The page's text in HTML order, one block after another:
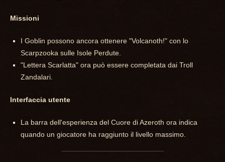
Missioni
I Goblin possono ancora ottenere "Volcanoth!" con lo
Scarpzooka sulle Isole Perdute.
"Lettera Scarlatta" ora può essere completata dai Troll
Zandalari.
Interfaccia utente
La barra dell'esperienza del Cuore di Azeroth ora indica
quando un giocatore ha raggiunto il livello massimo.